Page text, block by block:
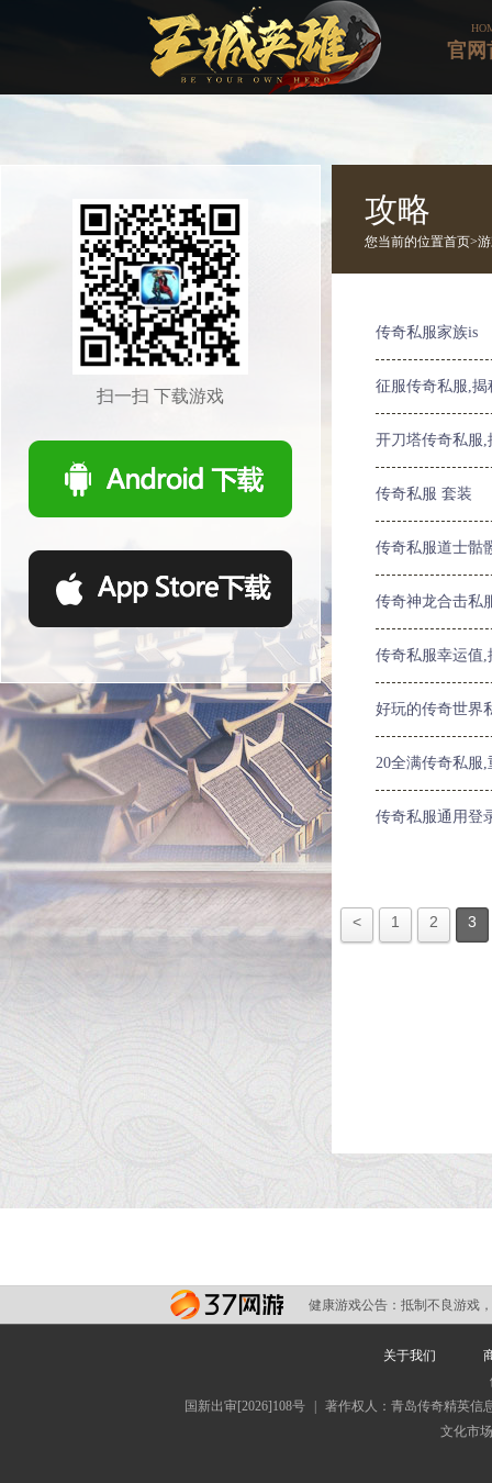
官网
扫一扫 下载游戏
攻略
您当前的位置首页>
传奇私服家族is
征服传奇私服,
开刀塔传奇私服
传奇私服 套装
传奇私服道士骷
传奇神龙合击私
传奇私服幸运值
好玩的传奇世界
20全满传奇私服
传奇私服通用登
< 1 2 3
健康游戏公告： 抵制不良游戏
关于我们
国新出审[2026]108号
著作权人：青岛传奇精英信
文化市